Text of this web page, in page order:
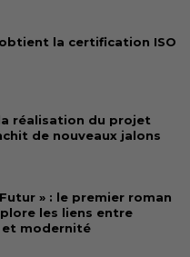
obtient la certification ISO
réalisation du projet
de nouveaux jalons
» : le premier roman
les liens entre
modernité